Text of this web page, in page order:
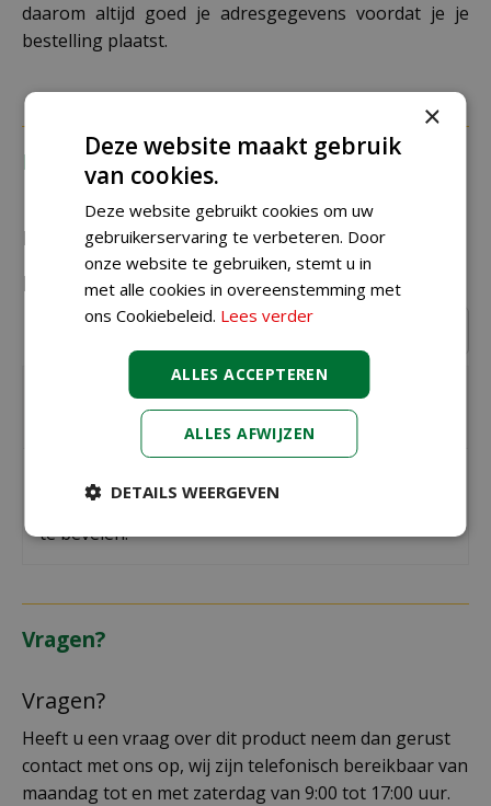
daarom altijd goed je adresgegevens voordat je je
bestelling plaatst.
Recensies
Recensies over "Led Clusterverlichting 768
lampjes multicolour"
Schrijf een recensie
Geschreven doorLeco1Leouit
Rotterdam Hoogvliet op
Is qua prijs/kwaliteit een goed product. Zeer
helder licht en is goed regelbaar. Is een ieder aan
te bevelen.
Vragen?
Vragen?
Heeft u een vraag over dit product neem dan gerust
contact met ons op, wij zijn telefonisch bereikbaar van
maandag tot en met zaterdag van 9:00 tot 17:00 uur.
×
Deze website maakt gebruik
van cookies.
Deze website gebruikt cookies om uw
gebruikerservaring te verbeteren. Door
onze website te gebruiken, stemt u in
met alle cookies in overeenstemming met
ons Cookiebeleid. Lees verder
ALLES ACCEPTEREN
ALLES AFWIJZEN
DETAILS WEERGEVEN